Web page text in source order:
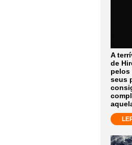
A
de
pelos
seus